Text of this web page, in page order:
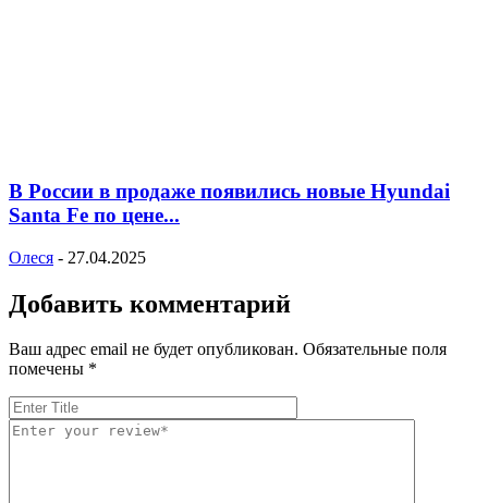
В России в продаже появились новые Hyundai
Santa Fe по цене...
Олеся - 27.04.2025
Добавить комментарий
Ваш адрес email не будет опубликован. Обязательные поля
помечены *